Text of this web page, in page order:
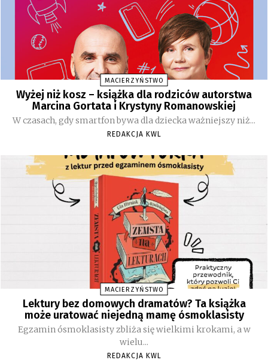
MACIERZYŃSTWO
Wyżej niż kosz – książka dla rodziców autorstwa
Marcina Gortata i Krystyny Romanowskiej
W czasach, gdy smartfon bywa dla dziecka ważniejszy niż...
REDAKCJA KWL
MACIERZYŃSTWO
Lektury bez domowych dramatów? Ta książka
może uratować niejedną mamę ósmoklasisty
Egzamin ósmoklasisty zbliża się wielkimi krokami, a w
wielu...
REDAKCJA KWL